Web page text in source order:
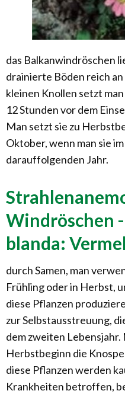
das Balkanwindröschen
drainierte Böden reich
kleinen Knollen setzt
12 Stunden vor dem
Man setzt sie zu
Oktober, wenn man sie
darauffolgenden Jahr.
Windröschen
blanda:
durch Samen, man
Frühling oder in Herbst,
diese Pflanzen
zur Selbstausstreuung,
dem zweiten Lebensjahr.
Herbstbeginn die
diese Pflanzen werden
Krankheiten betroffen,